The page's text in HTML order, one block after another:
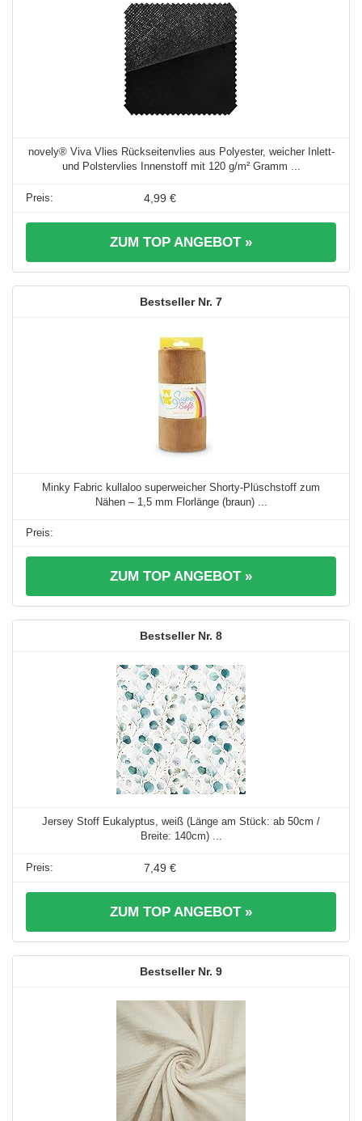
novely® Viva Vlies Rückseitenvlies aus Polyester, weicher Inlett-
und Polstervlies Innenstoff mit 120 g/m² Gramm ...
4,99 €
ZUM TOP ANGEBOT »
7
Minky Fabric kullaloo superweicher Shorty-Plüschstoff zum
Nähen – 1,5 mm Florlänge (braun) ...
ZUM TOP ANGEBOT »
8
Jersey Stoff Eukalyptus, weiß (Länge am Stück: ab 50cm /
Breite: 140cm) ...
7,49 €
ZUM TOP ANGEBOT »
9